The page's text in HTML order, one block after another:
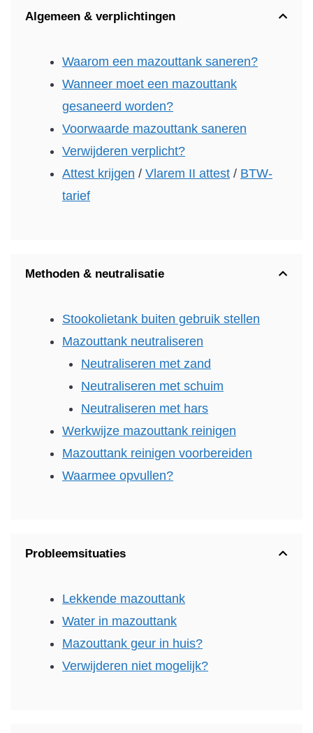
Algemeen & verplichtingen
Waarom een mazouttank saneren?
Wanneer moet een mazouttank
gesaneerd worden?
Voorwaarde mazouttank saneren
Verwijderen verplicht?
Attest krijgen / Vlarem II attest / BTW-
tarief
Methoden & neutralisatie
Stookolietank buiten gebruik stellen
Mazouttank neutraliseren
Neutraliseren met zand
Neutraliseren met schuim
Neutraliseren met hars
Werkwijze mazouttank reinigen
Mazouttank reinigen voorbereiden
Waarmee opvullen?
Probleemsituaties
Lekkende mazouttank
Water in mazouttank
Mazouttank geur in huis?
Verwijderen niet mogelijk?